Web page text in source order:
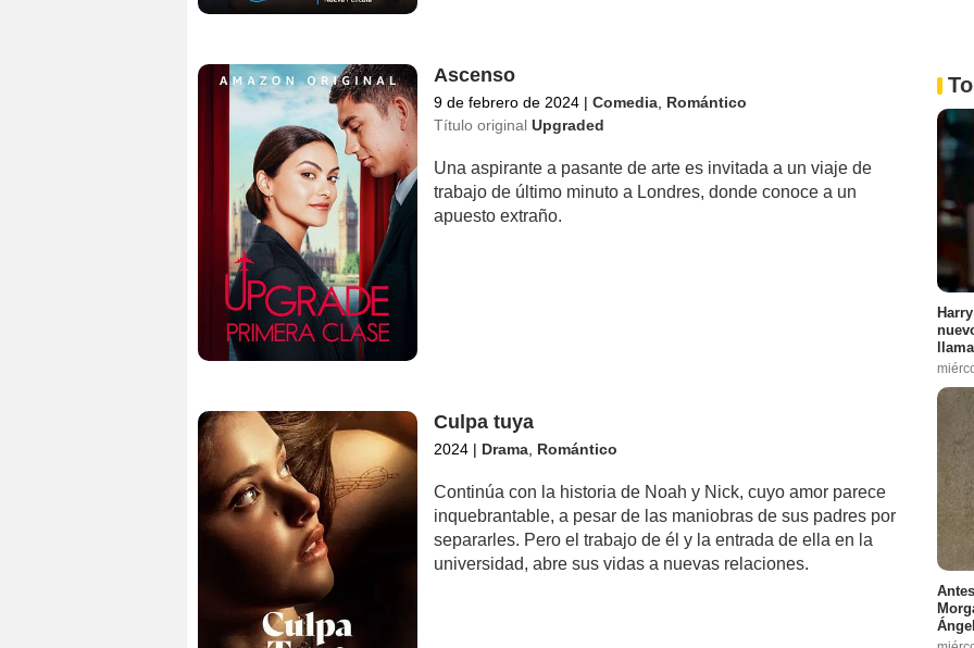
Ascenso
9 de febrero de 2024 | Comedia, Romántico
Título original Upgraded
Una aspirante a pasante de arte es invitada a un viaje de
trabajo de último minuto a Londres, donde conoce a un
apuesto extraño.
Culpa tuya
2024 | Drama, Romántico
Continúa con la historia de Noah y Nick, cuyo amor parece
inquebrantable, a pesar de las maniobras de sus padres por
separarles. Pero el trabajo de él y la entrada de ella en la
universidad, abre sus vidas a nuevas relaciones.